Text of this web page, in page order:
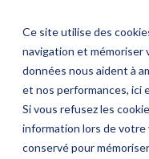
Ce site utilise des
navigation et mémoriser
données nous aident à
et nos performances, ici
Si vous refusez les
information lors de votre
conservé pour
Logiciel relation client
Logiciel syndic
Logiciel gérance
Gérer le flux d'e-mail
Relancer les fournisseurs
Réaliser des visites techniques
Administrateur de biens
Bailleurs sociaux
Property managers
Blog
Conférences
Intégrations ERP